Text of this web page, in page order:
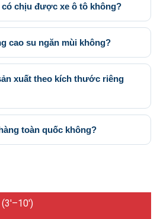
có chịu được xe ô tô không?
cao su ngăn mùi không?
xuất theo kích thước riêng
toàn quốc không?
(3'–10')